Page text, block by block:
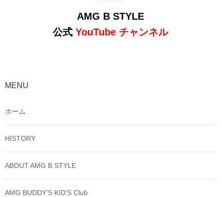
AMG B STYLE
公式 YouTube チャンネル
MENU
ホーム
HISTORY
ABOUT AMG B STYLE
AMG BUDDY’S KID’S Club